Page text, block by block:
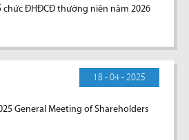
chức ĐHĐCĐ thường niên năm 2026
18 - 04 - 2025
General Meeting of Shareholders